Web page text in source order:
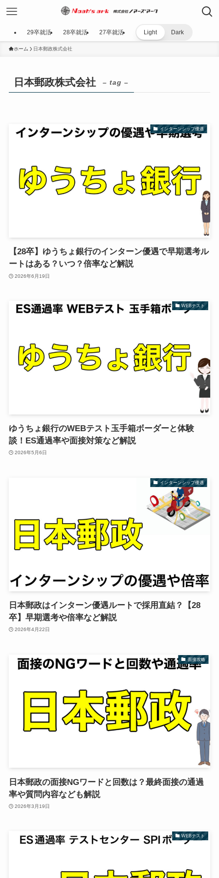
29卒就活 28卒就活 27卒就活 Light Dark
ホーム 日本郵政株式会社
日本郵政株式会社 – tag –
インターンシップ優遇
【28卒】ゆうちょ銀行のインターン優遇で早期選考ル
ートはある？いつ？倍率など解説
2026年6月19日
WEBテスト
ゆうちょ銀行のWEBテスト玉手箱ボーダーと体験
談！ES通過率や面接対策など解説
2026年5月6日
インターンシップ優遇
日本郵政はインターン優遇ルートで採用直結？【28
卒】早期選考や倍率など解説
2026年4月22日
面接攻略
日本郵政の面接NGワードと回数は？最終面接の通過
率や質問内容なども解説
2026年3月19日
WEBテスト